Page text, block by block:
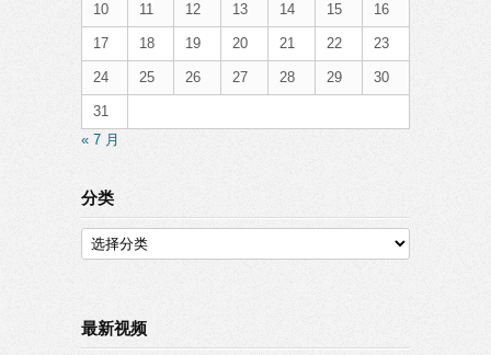
10 11 12 13 14 15 16
17 18 19 20 21 22 23
24 25 26 27 28 29 30
31
« 7 月
分类
分
类
最新视频